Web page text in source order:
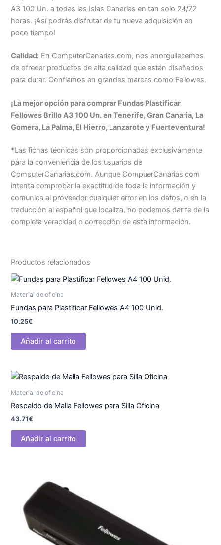
A3 100 Un. a todas las Islas Canarias en tan solo 24/72
horas. ¡Así podrás disfrutar de tu nueva adquisición en
poco tiempo!
Calidad: En ComputerCanarias.com, nos enorgullecemos
de ofrecer productos de alta calidad que están diseñados
para durar. Confiamos en grandes marcas como Fellowes.
¡La mejor opción para comprar Fundas Plastificar
Fellowes Brillo A3 100 Un. en Tenerife, Gran Canaria, La
Gomera, La Palma, El Hierro, Lanzarote y Fuerteventura!
*Las fichas técnicas son proporcionadas exclusivamente
para la conveniencia de los usuarios de
ComputerCanarias.com. Aunque CompuerCanarias.com
intenta comprobar la exactitud de toda la información y
comunica al proveedor cualquier error en los datos, o en la
traducción al español que localiza, no podemos dar fe de la
completa veracidad o corrección de esta información.
Productos relacionados
Material de oficina
Fundas para Plastificar Fellowes A4 100 Unid.
10.25€
Añadir al carrito
Material de oficina
Respaldo de Malla Fellowes para Silla Oficina
43.71€
Añadir al carrito